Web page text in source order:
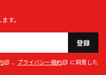
す。
登録
、 プライバシー規約
に同意した